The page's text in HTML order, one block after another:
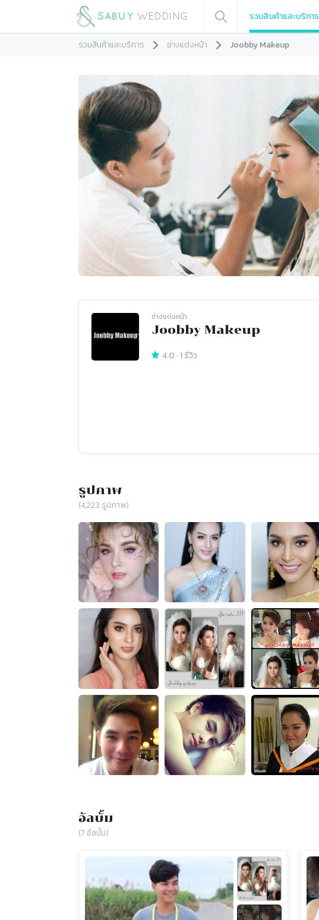
รวมสินค้าและบริการ
รวมสินค้าและบริการ ช่างแต่งหน้า Joobby Makeup
ช่างแต่งหน้า
Joobby Makeup
4.0 ·1รีวิว
รูปภาพ
(4,223 รูปภาพ)
อัลบั้ม
(7 อัลบั้ม)